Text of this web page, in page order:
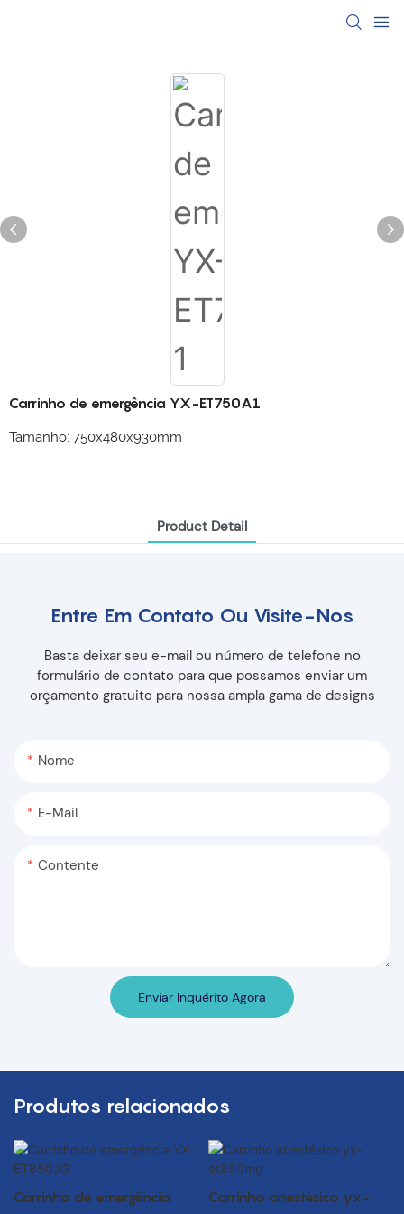
Carrinho de emergência YX-ET750A1
Tamanho: 750x480x930mm
Product Detail
Entre Em Contato Ou Visite-Nos
Basta deixar seu e-mail ou número de telefone no
formulário de contato para que possamos enviar um
orçamento gratuito para nossa ampla gama de designs
Nome
E-Mail
Contente
Enviar Inquérito Agora
Produtos relacionados
Carrinho de emergência
Carrinho anestésico yx-